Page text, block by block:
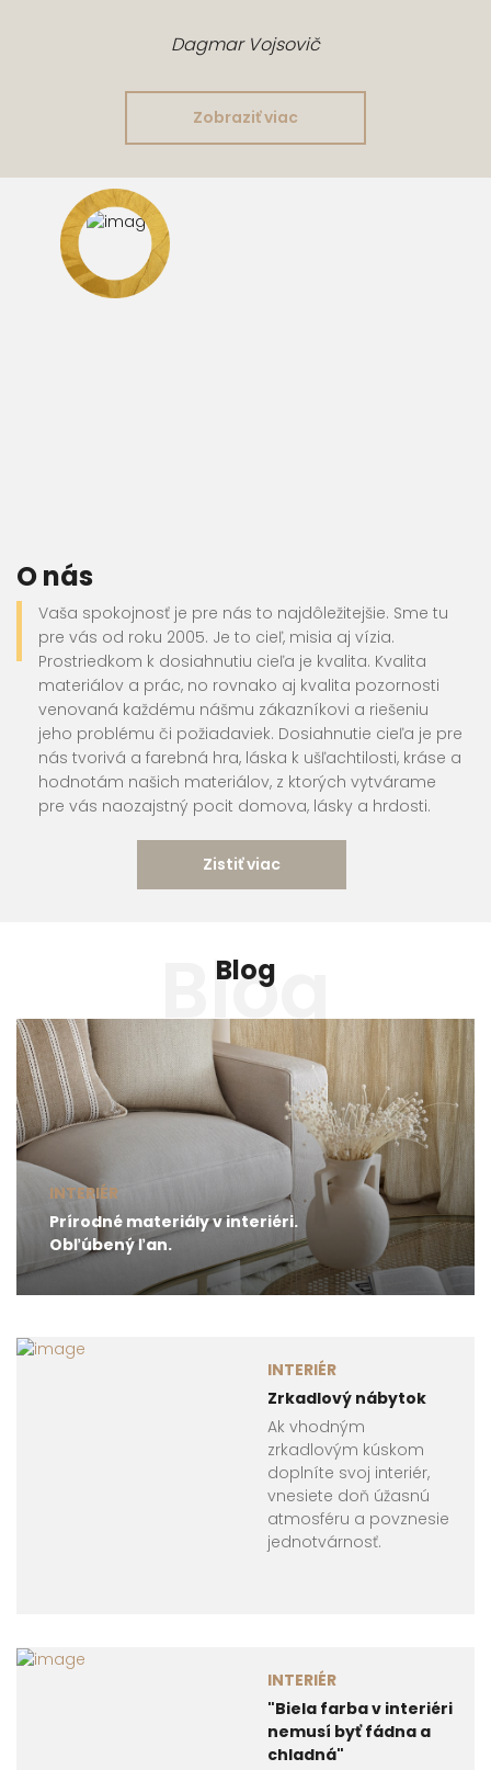
Dagmar Vojsovič
Zobraziť viac
O nás
Vaša spokojnosť je pre nás to najdôležitejšie. Sme tu
pre vás od roku 2005. Je to cieľ, misia aj vízia.
Prostriedkom k dosiahnutiu cieľa je kvalita. Kvalita
materiálov a prác, no rovnako aj kvalita pozornosti
venovaná každému nášmu zákazníkovi a riešeniu
jeho problému či požiadaviek. Dosiahnutie cieľa je pre
nás tvorivá a farebná hra, láska k ušľachtilosti, kráse a
hodnotám našich materiálov, z ktorých vytvárame
pre vás naozajstný pocit domova, lásky a hrdosti.
Zistiť viac
Blog
Blog
INTERIÉR
Prírodné materiály v interiéri.
Obľúbený ľan.
INTERIÉR
Zrkadlový nábytok
Ak vhodným
zrkadlovým kúskom
doplníte svoj interiér,
vnesiete doň úžasnú
atmosféru a povznesie
jednotvárnosť.
INTERIÉR
"Biela farba v interiéri
nemusí byť fádna a
chladná"